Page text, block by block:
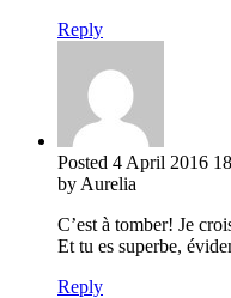
Reply
Posted 4 April 2016
by Aurelia
C’est à tomber! Je
Et tu es superbe,
Reply